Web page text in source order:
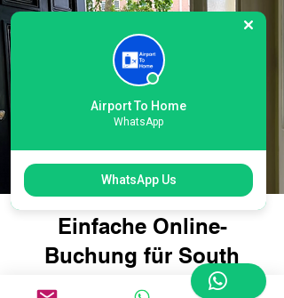
Einfache Online-
Buchung für South
Terminal Gatwick
Airport To Home
WhatsApp
WhatsApp Us